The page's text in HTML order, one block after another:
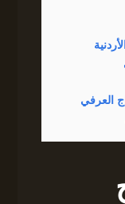
العرفي